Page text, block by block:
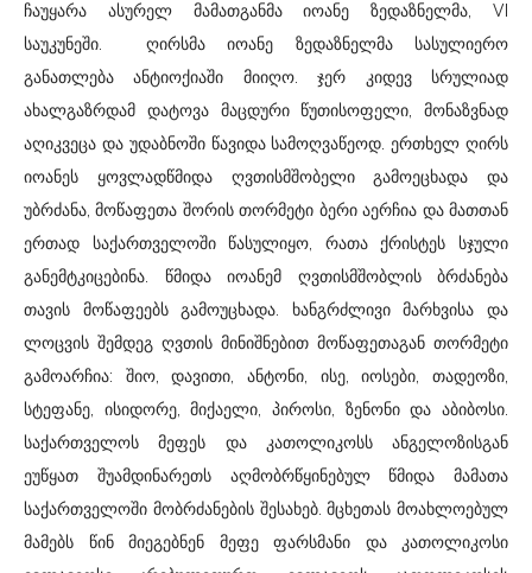
ჩაუყარა ასურელ მამათგანმა იოანე ზედაზნელმა, VI
საუკუნეში. ღირსმა იოანე ზედაზნელმა სასულიერო
განათლება ანტიოქიაში მიიღო. ჯერ კიდევ სრულიად
ახალგაზრდამ დატოვა მაცდური წუთისოფელი, მონაზვნად
აღიკვეცა და უდაბნოში წავიდა სამოღვაწეოდ. ერთხელ ღირს
იოანეს ყოვლადწმიდა ღვთისმშობელი გამოეცხადა და
უბრძანა, მოწაფეთა შორის თორმეტი ბერი აერჩია და მათთან
ერთად საქართველოში წასულიყო, რათა ქრისტეს სჯული
განემტკიცებინა. წმიდა იოანემ ღვთისმშობლის ბრძანება
თავის მოწაფეებს გამოუცხადა. ხანგრძლივი მარხვისა და
ლოცვის შემდეგ ღვთის მინიშნებით მოწაფეთაგან თორმეტი
გამოარჩია: შიო, დავითი, ანტონი, ისე, იოსები, თადეოზი,
სტეფანე, ისიდორე, მიქაელი, პიროსი, ზენონი და აბიბოსი.
საქართველოს მეფეს და კათოლიკოსს ანგელოზისგან
ეუწყათ შუამდინარეთს აღმობრწყინებულ წმიდა მამათა
საქართველოში მობრძანების შესახებ. მცხეთას მოახლოებულ
მამებს წინ მიეგებნენ მეფე ფარსმანი და კათოლიკოსი